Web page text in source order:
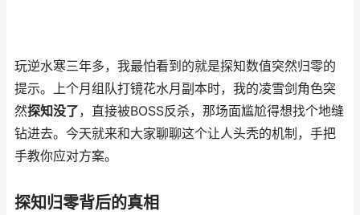
玩逆水寒三年多，我最怕看到的就是探知数值突然归零的
提示。上个月组队打镜花水月副本时，我的凌雪剑角色突
然探知没了，直接被BOSS反杀，那场面尴尬得想找个地缝
钻进去。今天就来和大家聊聊这个让人头秃的机制，手把
手教你应对方案。
探知归零背后的真相